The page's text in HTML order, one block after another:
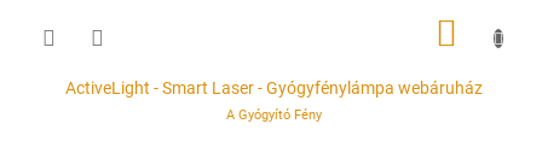
tartalomhozActiveLight - Smart Laser - Gyógyfénylámpa webáruház
A Gyógyító Fény
KOSÁR